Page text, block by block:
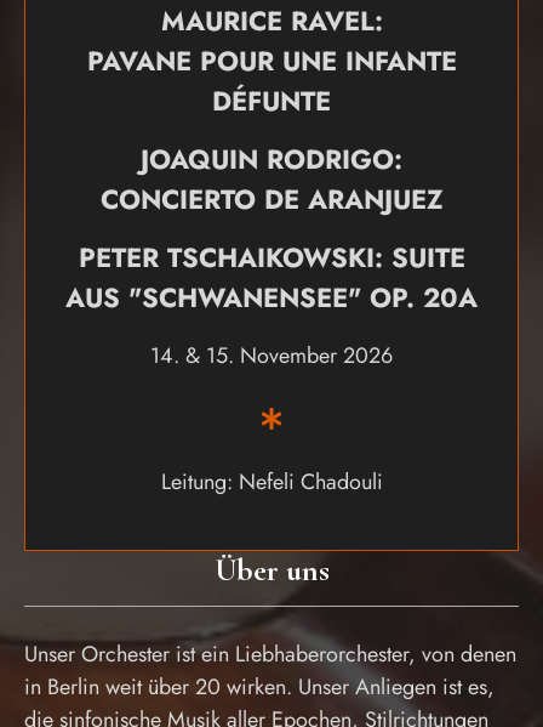
Über uns
Unser Orchester ist ein Liebhaberorchester, von denen
in Berlin weit über 20 wirken. Unser Anliegen ist es,
die sinfonische Musik aller Epochen, Stilrichtungen
MAURICE RAVEL:
PAVANE POUR UNE INFANTE
DÉFUNTE
JOAQUIN RODRIGO:
CONCIERTO DE ARANJUEZ
PETER TSCHAIKOWSKI: SUITE
AUS "SCHWANENSEE" OP. 20A
14. & 15. November 2026
Leitung: Nefeli Chadouli